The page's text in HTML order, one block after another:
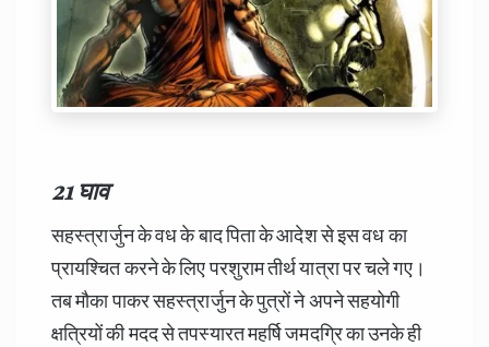
21 घाव
सहस्त्रार्जुन के वध के बाद पिता के आदेश से इस वध का
प्रायश्चित करने के लिए परशुराम तीर्थ यात्रा पर चले गए।
तब मौका पाकर सहस्त्रार्जुन के पुत्रों ने अपने सहयोगी
क्षत्रियों की मदद से तपस्यारत महर्षि जमदग्रि का उनके ही